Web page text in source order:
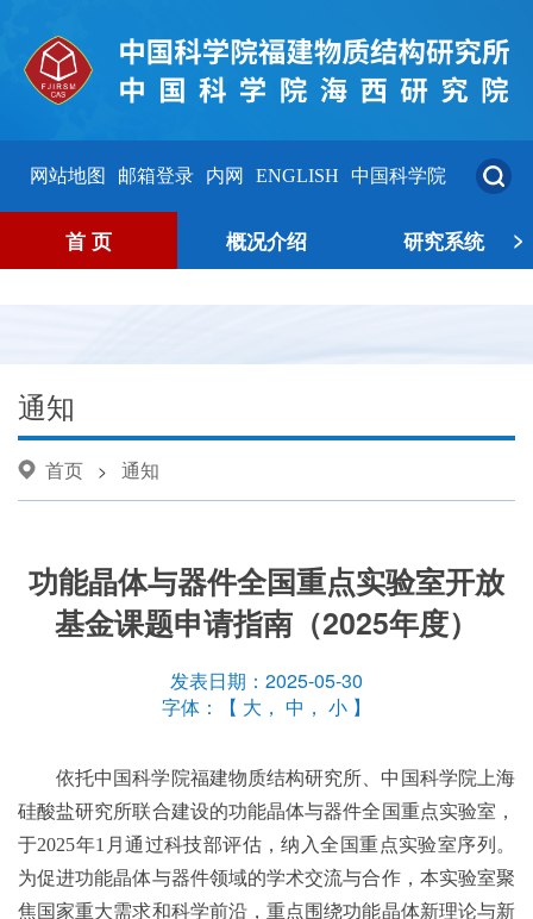
网站地图 邮箱登录 内网 ENGLISH 中国科学院
首 页 概况介绍 研究系统 >
通知
首页 > 通知
功能晶体与器件全国重点实验室开放
基金课题申请指南（2025年度）
发表日期：2025-05-30
字体：【 大 ， 中 ， 小 】
依托中国科学院福建物质结构研究所、中国科学院上海
硅酸盐研究所联合建设的功能晶体与器件全国重点实验室，
于2025年1月通过科技部评估，纳入全国重点实验室序列。
为促进功能晶体与器件领域的学术交流与合作，本实验室聚
焦国家重大需求和科学前沿，重点围绕功能晶体新理论与新